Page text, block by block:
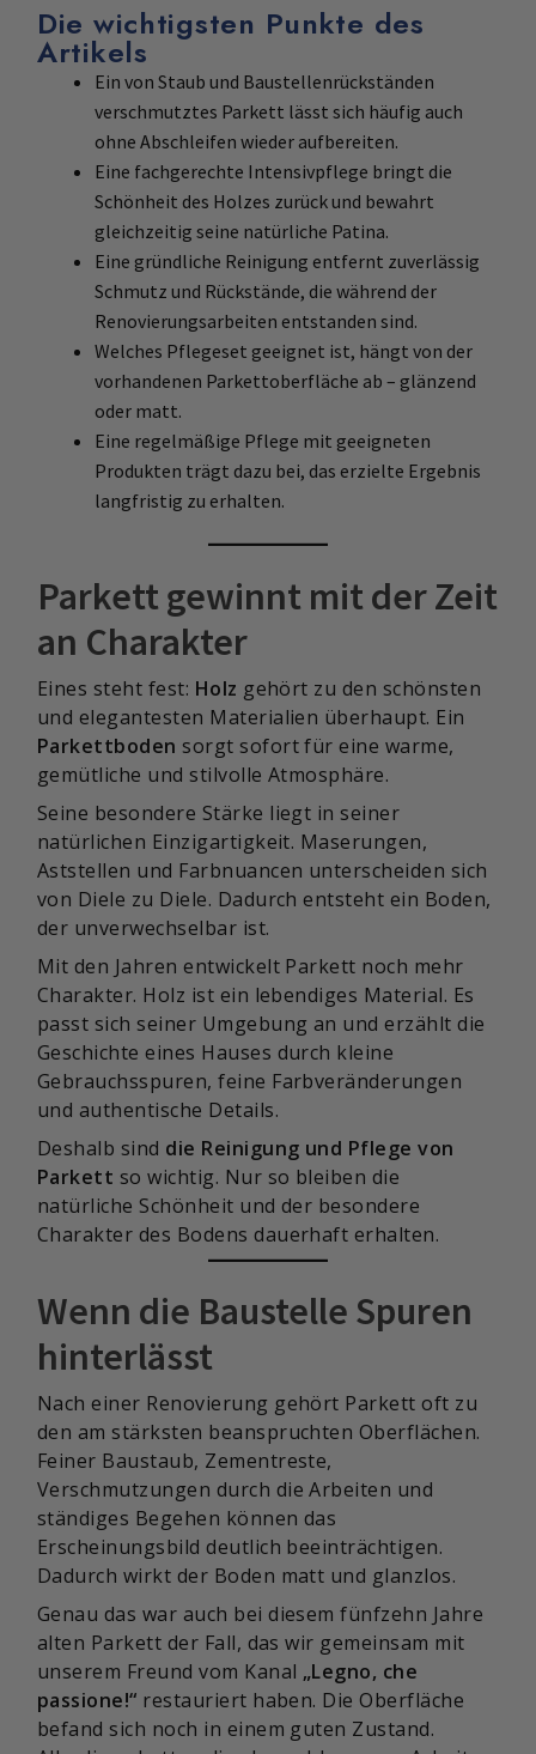
Die wichtigsten Punkte des
Artikels
Ein von Staub und Baustellenrückständen
verschmutztes Parkett lässt sich häufig auch
ohne Abschleifen wieder aufbereiten.
Eine fachgerechte Intensivpflege bringt die
Schönheit des Holzes zurück und bewahrt
gleichzeitig seine natürliche Patina.
Eine gründliche Reinigung entfernt zuverlässig
Schmutz und Rückstände, die während der
Renovierungsarbeiten entstanden sind.
Welches Pflegeset geeignet ist, hängt von der
vorhandenen Parkettoberfläche ab – glänzend
oder matt.
Eine regelmäßige Pflege mit geeigneten
Produkten trägt dazu bei, das erzielte Ergebnis
langfristig zu erhalten.
Parkett gewinnt mit der Zeit
an Charakter
Eines steht fest: Holz gehört zu den schönsten
und elegantesten Materialien überhaupt. Ein
Parkettboden sorgt sofort für eine warme,
gemütliche und stilvolle Atmosphäre.
Seine besondere Stärke liegt in seiner
natürlichen Einzigartigkeit. Maserungen,
Aststellen und Farbnuancen unterscheiden sich
von Diele zu Diele. Dadurch entsteht ein Boden,
der unverwechselbar ist.
Mit den Jahren entwickelt Parkett noch mehr
Charakter. Holz ist ein lebendiges Material. Es
passt sich seiner Umgebung an und erzählt die
Geschichte eines Hauses durch kleine
Gebrauchsspuren, feine Farbveränderungen
und authentische Details.
Deshalb sind die Reinigung und Pflege von
Parkett so wichtig. Nur so bleiben die
natürliche Schönheit und der besondere
Charakter des Bodens dauerhaft erhalten.
Wenn die Baustelle Spuren
hinterlässt
Nach einer Renovierung gehört Parkett oft zu
den am stärksten beanspruchten Oberflächen.
Feiner Baustaub, Zementreste,
Verschmutzungen durch die Arbeiten und
ständiges Begehen können das
Erscheinungsbild deutlich beeinträchtigen.
Dadurch wirkt der Boden matt und glanzlos.
Genau das war auch bei diesem fünfzehn Jahre
alten Parkett der Fall, das wir gemeinsam mit
unserem Freund vom Kanal „Legno, che
passione!“ restauriert haben. Die Oberfläche
befand sich noch in einem guten Zustand.